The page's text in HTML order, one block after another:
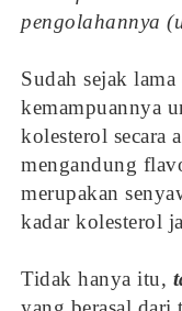
pengolahannya
Sudah sejak
kemampuannya
kolesterol secara
mengandung
merupakan
kadar kolesterol
Tidak hanya itu,